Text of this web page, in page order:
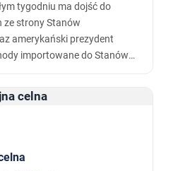
tygodniu ma dojść do
ze strony Stanów
amerykański prezydent
importowane do Stanów
doprowadzić do